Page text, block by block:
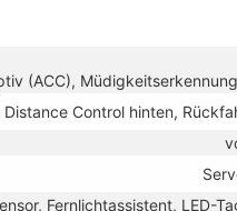
(ACC),
Control hinten,
Fernlichtassistent, LED-